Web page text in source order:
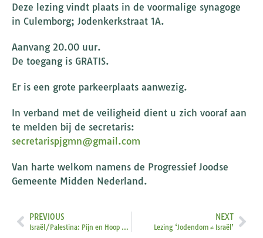
Deze lezing vindt plaats in de voormalige synagoge
in Culemborg; Jodenkerkstraat 1A.
Aanvang 20.00 uur.
De toegang is GRATIS.
Er is een grote parkeerplaats aanwezig.
In verband met de veiligheid dient u zich vooraf aan
te melden bij de secretaris:
secretarispjgmn@gmail.com
Van harte welkom namens de Progressief Joodse
Gemeente Midden Nederland.
PREVIOUS
Israël/Palestina: Pijn en Hoop – De zoektocht naar vrede begint met luisteren
NEXT
Lezing ‘Jodendom ≠ Israël’